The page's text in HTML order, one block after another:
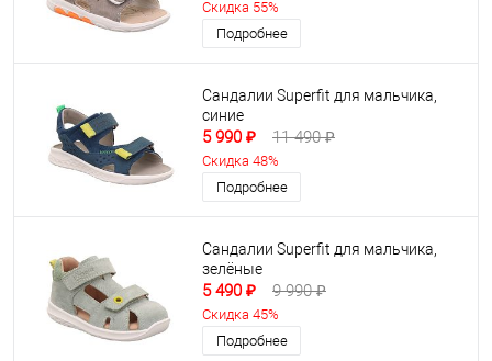
Скидка 55%
Подробнее
Сандалии Superfit для мальчика,
синие
5 990 ₽ 11 490 ₽
Скидка 48%
Подробнее
Сандалии Superfit для мальчика,
зелёные
5 490 ₽ 9 990 ₽
Скидка 45%
Подробнее